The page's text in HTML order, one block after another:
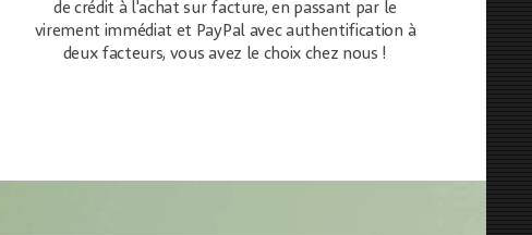
de crédit à l'achat sur facture, en passant par le
virement immédiat et PayPal avec authentification à
deux facteurs, vous avez le choix chez nous !